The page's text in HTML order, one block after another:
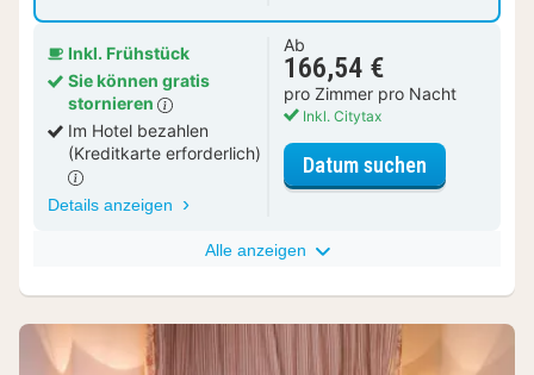
Inkl. Frühstück
Sie können gratis
stornieren
Im Hotel bezahlen
(Kreditkarte erforderlich)
Details anzeigen
Ab
166,54 €
pro Zimmer pro Nacht
Inkl. Citytax
Datum suchen
Alle anzeigen